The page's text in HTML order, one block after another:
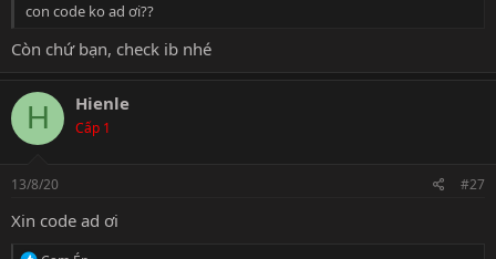
con code ko ad ơi??
Còn chứ bạn, check ib nhé
H Hienle
Cấp 1
13/8/20 #27
Xin code ad ơi